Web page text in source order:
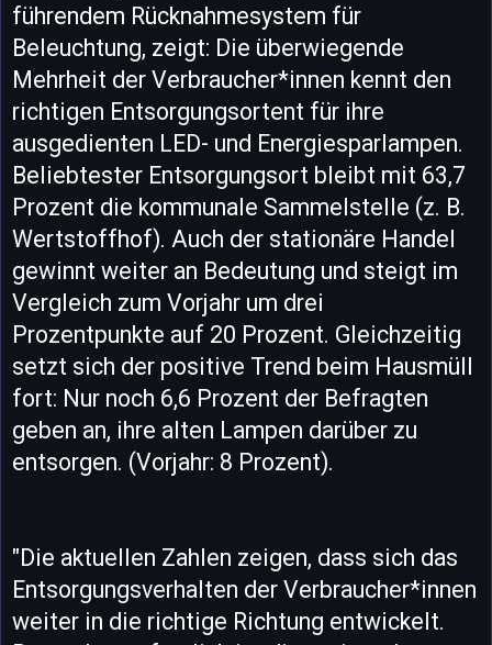
führendem Rücknahmesystem für
Beleuchtung, zeigt: Die überwiegende
Mehrheit der Verbraucher*innen kennt den
richtigen Entsorgungsortent für ihre
ausgedienten LED- und Energiesparlampen.
Beliebtester Entsorgungsort bleibt mit 63,7
Prozent die kommunale Sammelstelle (z. B.
Wertstoffhof). Auch der stationäre Handel
gewinnt weiter an Bedeutung und steigt im
Vergleich zum Vorjahr um drei
Prozentpunkte auf 20 Prozent. Gleichzeitig
setzt sich der positive Trend beim Hausmüll
fort: Nur noch 6,6 Prozent der Befragten
geben an, ihre alten Lampen darüber zu
entsorgen. (Vorjahr: 8 Prozent).
"Die aktuellen Zahlen zeigen, dass sich das
Entsorgungsverhalten der Verbraucher*innen
weiter in die richtige Richtung entwickelt.